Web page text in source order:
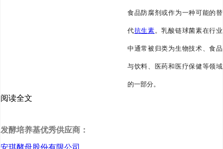
食品防腐剂或作为一种可能的替
代抗生素。乳酸链球菌素在行业
中通常被归类为生物技术、食品
与饮料、医药和医疗保健等领域
的一部分。
阅读全文
发酵培养基优秀供应商：
安琪酵母股份有限公司